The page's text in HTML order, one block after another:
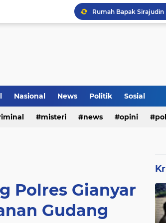
Rumah Bapak Sirajudin
Inilah Tampilan Baru
Nasional News Politik Sosial
misteri news opini
Polres Gianyar
Gudang